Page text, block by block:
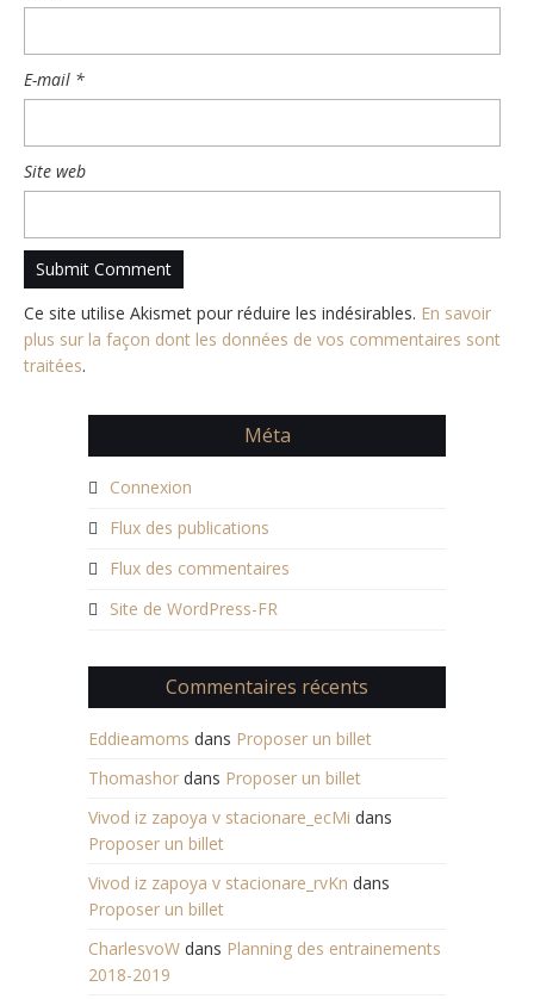
E-mail *
Site web
Ce site utilise Akismet pour réduire les indésirables. En savoir
plus sur la façon dont les données de vos commentaires sont
traitées.
Méta
Connexion
Flux des publications
Flux des commentaires
Site de WordPress-FR
Commentaires récents
Eddieamoms dans Proposer un billet
Thomashor dans Proposer un billet
Vivod iz zapoya v stacionare_ecMi dans
Proposer un billet
Vivod iz zapoya v stacionare_rvKn dans
Proposer un billet
CharlesvoW dans Planning des entrainements
2018-2019